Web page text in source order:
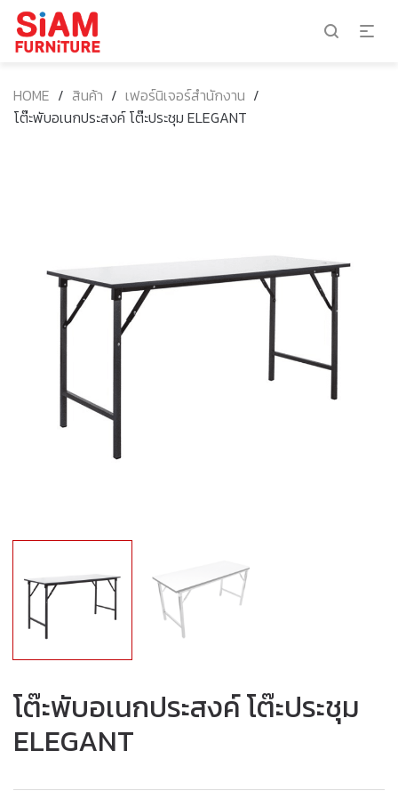
HOME / สินค้า / เฟอร์นิเจอร์สำนักงาน /
โต๊ะพับอเนกประสงค์ โต๊ะประชุม ELEGANT
โต๊ะพับอเนกประสงค์ โต๊ะประชุม
ELEGANT